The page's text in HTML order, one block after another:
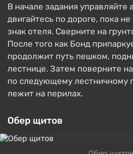
В начале задания управляйте
двигайтесь по дороге, пока
знак отеля. Сверните на
После того как Бонд
продолжит путь пешком,
лестнице. Затем поверните
по следующему лестничному
лежит на перилах.
Обер щитов